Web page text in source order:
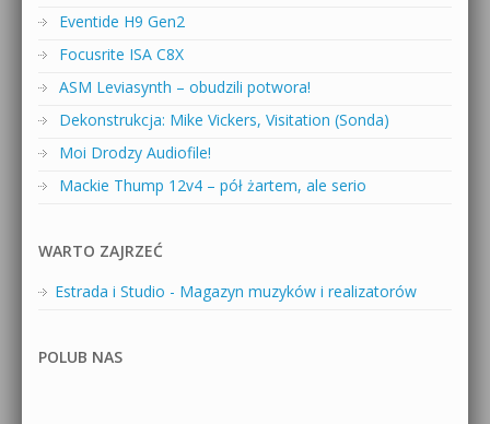
Eventide H9 Gen2
Focusrite ISA C8X
ASM Leviasynth – obudzili potwora!
Dekonstrukcja: Mike Vickers, Visitation (Sonda)
Moi Drodzy Audiofile!
Mackie Thump 12v4 – pół żartem, ale serio
WARTO ZAJRZEĆ
Estrada i Studio - Magazyn muzyków i realizatorów
POLUB NAS